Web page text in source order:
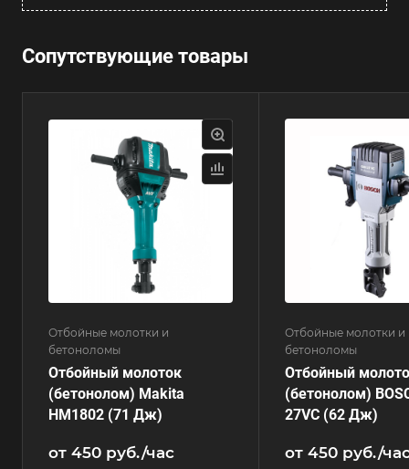
Сопутствующие товары
Отбойные молотки и
бетоноломы
Отбойный молоток
(бетонолом) Makita
HM1802 (71 Дж)
от 450 руб./час
Отбойные молотки и
бетоноломы
Отбойный
(бетонолом)
27VC (62 Дж)
от 450 руб./